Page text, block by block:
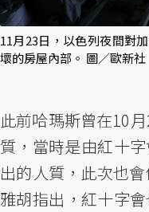
11月23日，以色列夜間對
壞的房屋內部。 圖／歐新社
此前哈瑪斯曾在10
質，當時是由紅十
出的人質，此次也
雅胡指出，紅十字